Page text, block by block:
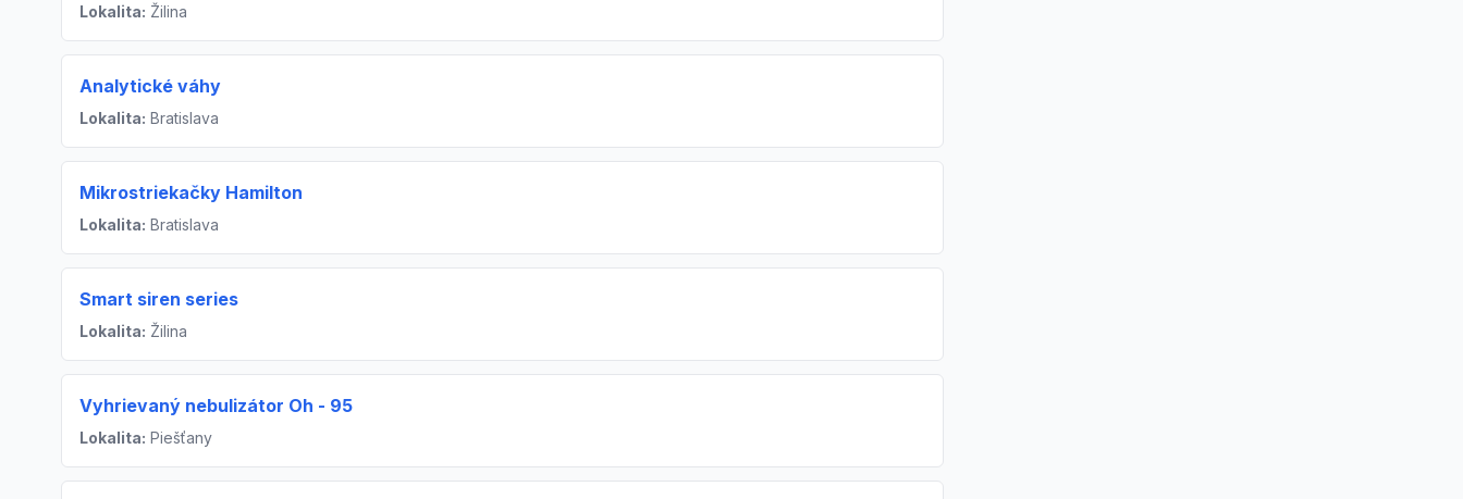
Lokalita: Žilina
Analytické váhy
Lokalita: Bratislava
Mikrostriekačky Hamilton
Lokalita: Bratislava
Smart siren series
Lokalita: Žilina
Vyhrievaný nebulizátor Oh - 95
Lokalita: Piešťany